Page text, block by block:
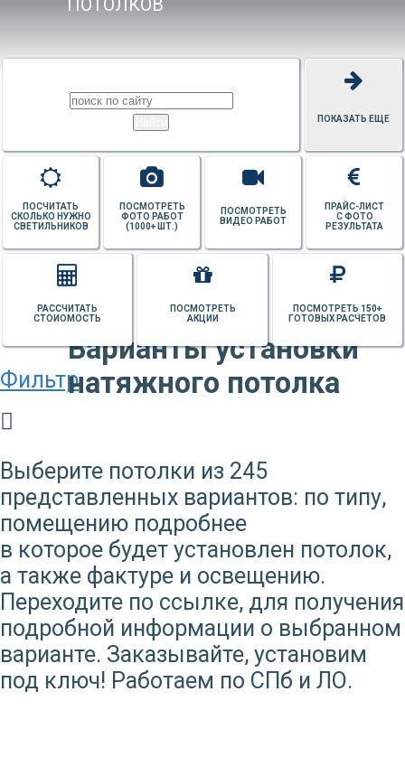
ПОКАЗАТЬ ЕЩЕ
ПРАЙС-ЛИСТ
С ФОТО
РЕЗУЛЬТАТА
ПОСМОТРЕТЬ
ВИДЕО РАБОТ
ПОСМОТРЕТЬ
ФОТО РАБОТ
(1000+ ШТ.)
ПОСЧИТАТЬ
СКОЛЬКО НУЖНО
СВЕТИЛЬНИКОВ
ПОСМОТРЕТЬ 150+
ГОТОВЫХ РАСЧЕТОВ
ПОСМОТРЕТЬ
АКЦИИ
РАССЧИТАТЬ
СТОИОМОСТЬ
Фильтр
Варианты установки
натяжного потолка
Выберите потолки из 245
представленных вариантов: по типу,
помещению подробнее
в которое будет установлен потолок,
а также фактуре и освещению.
Переходите по ссылке, для получения
подробной информации о выбранном
варианте. Заказывайте, установим
под ключ! Работаем по СПб и ЛО.